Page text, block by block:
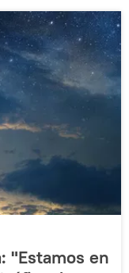
"Estamos en